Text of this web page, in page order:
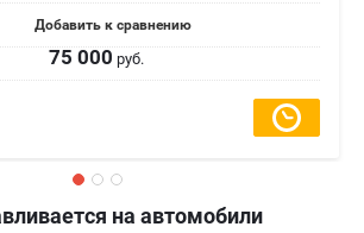
Добавить к сравнению
75 000 руб.
на автомобили